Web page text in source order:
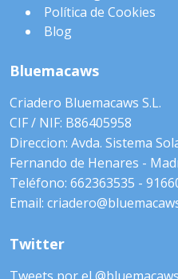
Política de Cookies
Blog
Bluemacaws
Criadero Bluemacaws S.L.
CIF / NIF: B86405958
Direccion: Avda. Sistema
Fernando de Henares -
Teléfono: 662363535 -
Email:
Twitter